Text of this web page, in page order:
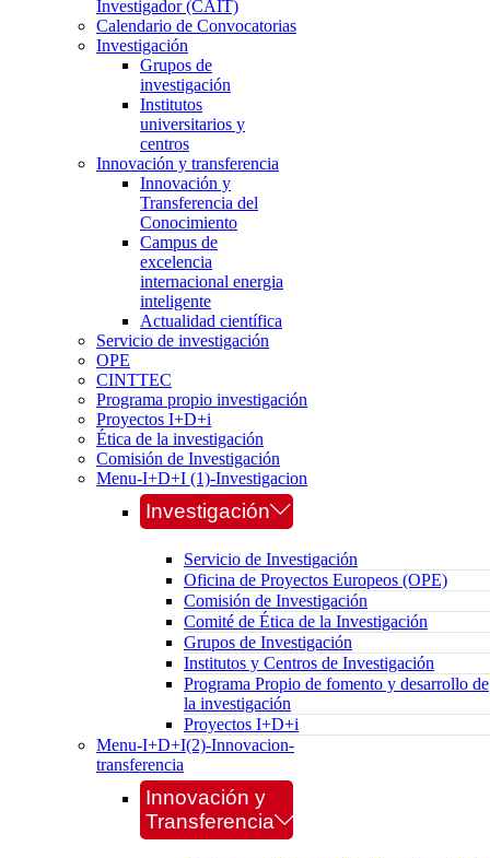
Investigador (CAIT)
Calendario de Convocatorias
Investigación
Grupos de
investigación
Institutos
universitarios y
centros
Innovación y transferencia
Innovación y
Transferencia del
Conocimiento
Campus de
excelencia
internacional energia
inteligente
Actualidad científica
Servicio de investigación
OPE
CINTTEC
Programa propio investigación
Proyectos I+D+i
Ética de la investigación
Comisión de Investigación
Menu-I+D+I (1)-Investigacion
Investigación
Servicio de Investigación
Oficina de Proyectos Europeos (OPE)
Comisión de Investigación
Comité de Ética de la Investigación
Grupos de Investigación
Institutos y Centros de Investigación
Programa Propio de fomento y desarrollo de
la investigación
Proyectos I+D+i
Menu-I+D+I(2)-Innovacion-
transferencia
Innovación y
Transferencia